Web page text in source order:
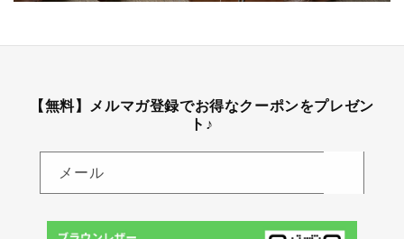
【無料】メルマガ登録でお得なクーポンをプレゼン
ト♪
メール